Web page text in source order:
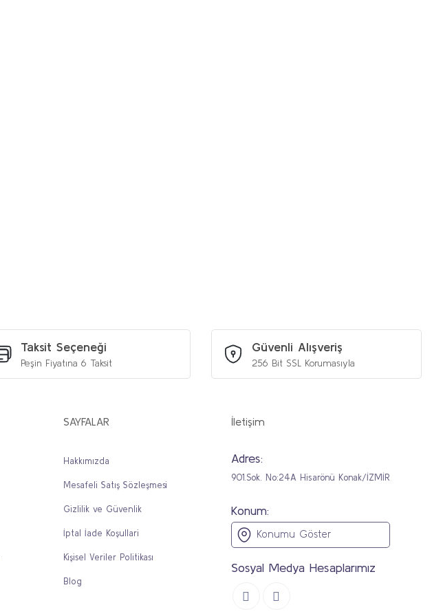
Taksit Seçeneği
Peşin Fiyatına 6 Taksit
Güvenli Alışveriş
256 Bit SSL Korumasıyla
SAYFALAR
Hakkımızda
Mesafeli Satış Sözleşmesi
Gizlilik ve Güvenlik
İptal İade Koşullari
Kişisel Veriler Politikası
Blog
İletişim
Adres:
901.Sok. No:24A Hisarönü Konak/İZMİR
Konum:
Konumu Göster
Sosyal Medya Hesaplarımız